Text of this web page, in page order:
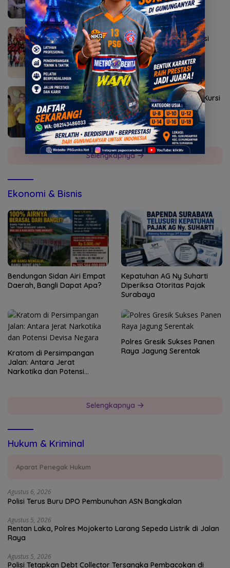
Agustus 5, 2026
Sekolah Rakyat Kedung Cowek Diapreasi
DPRD Surabaya
Agustus 2, 2026
Golkar Mojokerto Panasi Mesin Incar 10 Kursi
DPRD 2029
Selengkapnya
Ekonomi & Bisnis
Bendungan Sidan Airi Empat
Daerah, Bangli Dapat Apa?
Kepatuhan AG Ny Suharti
Diperiksa Otoritas Pajak
Surabaya
Kratom di Persimpangan
Jalan: Antara Jerat
Narkotika dan Potensi
Polres Gresik Sukses Panen
Raya Jagung Serentak
Selengkapnya
Hukum & Kriminal
Aparat Penegak Hukum
Agustus 6, 2026
Polisi Terus Buru DPO Pembunuhan ASN Bangkalan
Agustus 5, 2026
Rentan Laka, Polres Mojokerto Larang Sepeda Listrik di Jalan
Raya
Agustus 5, 2026
Polisi Tetapkan Debt Collector Tersangka Pembacokan di